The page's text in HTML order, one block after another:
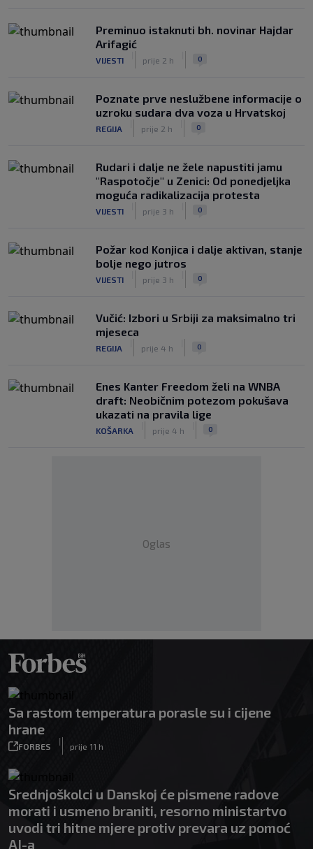
Preminuo istaknuti bh. novinar Hajdar
Arifagić
VIJESTI prije 2 h 0
Poznate prve neslužbene informacije o
uzroku sudara dva voza u Hrvatskoj
REGIJA prije 2 h 0
Rudari i dalje ne žele napustiti jamu
"Raspotočje" u Zenici: Od ponedjeljka
moguća radikalizacija protesta
VIJESTI prije 3 h 0
Požar kod Konjica i dalje aktivan, stanje
bolje nego jutros
VIJESTI prije 3 h 0
Vučić: Izbori u Srbiji za maksimalno tri
mjeseca
REGIJA prije 4 h 0
Enes Kanter Freedom želi na WNBA
draft: Neobičnim potezom pokušava
ukazati na pravila lige
KOŠARKA prije 4 h 0
Oglas
Sa rastom temperatura porasle su i cijene
hrane
FORBES
|
prije 11 h
Srednjoškolci u Danskoj će pismene radove
morati i usmeno braniti, resorno ministartvo
uvodi tri hitne mjere protiv prevara uz pomoć
AI-a